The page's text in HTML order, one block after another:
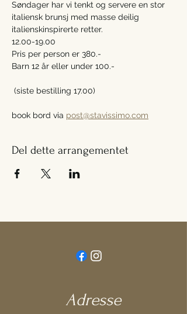
Søndager har vi tenkt og servere en stor
italiensk brunsj med masse deilig
italienskinspirerte retter.
12.00-19.00
Pris per person er 380.-
Barn 12 år eller under 100.-
(siste bestilling 17.00)
book bord via post@stavissimo.com
Del dette arrangementet
Adresse